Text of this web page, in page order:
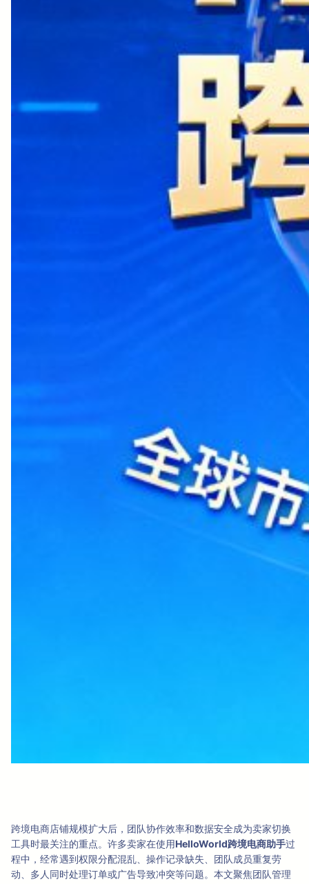
跨境电商店铺规模扩大后，团队协作效率和数据安全成为卖家切换
工具时最关注的重点。许多卖家在使用HelloWorld跨境电商助手过
程中，经常遇到权限分配混乱、操作记录缺失、团队成员重复劳
动、多人同时处理订单或广告导致冲突等问题。本文聚焦团队管理